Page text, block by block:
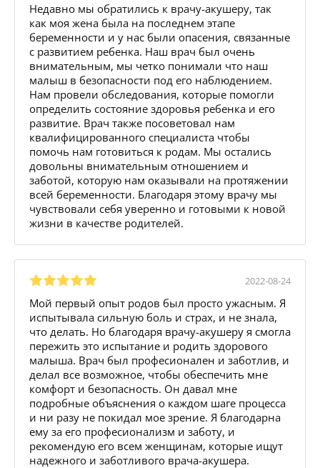
Недавно мы обратились к врачу-акушеру, так
как моя жена была на последнем этапе
беременности и у нас были опасения, связанные
с развитием ребенка. Наш врач был очень
внимательным, мы четко понимали что наш
малыш в безопасности под его наблюдением.
Нам провели обследования, которые помогли
определить состояние здоровья ребенка и его
развитие. Врач также посоветовал нам
квалифицированного специалиста чтобы
помочь нам готовиться к родам. Мы остались
довольны внимательным отношением и
заботой, которую нам оказывали на протяжении
всей беременности. Благодаря этому врачу мы
чувствовали себя уверенно и готовыми к новой
жизни в качестве родителей.
2022-08-24
Мой первый опыт родов был просто ужасным. Я
испытывала сильную боль и страх, и не знала,
что делать. Но благодаря врачу-акушеру я смогла
пережить это испытание и родить здорового
малыша. Врач был професионален и заботлив, и
делал все возможное, чтобы обеспечить мне
комфорт и безопасность. Он давал мне
подробные объяснения о каждом шаге процесса
и ни разу не покидал мое зрение. Я благодарна
ему за его професионализм и заботу, и
рекомендую его всем женщинам, которые ищут
надежного и заботливого врача-акушера.